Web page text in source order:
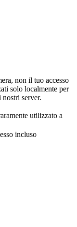
non il tuo accesso
solo localmente per
server.
utilizzato a
incluso